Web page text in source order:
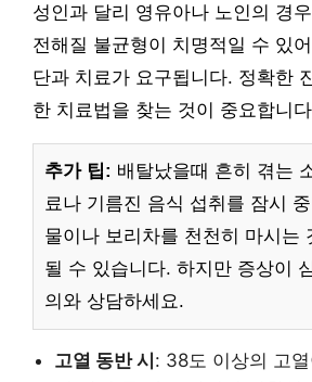
성인과 달리 영유아나 노인의 경
전해질 불균형이 치명적일 수 있
단과 치료가 요구됩니다. 정확한
한 치료법을 찾는 것이 중요합니
추가 팁: 배탈났을때 흔히 겪는
료나 기름진 음식 섭취를 잠시
물이나 보리차를 천천히 마시는
될 수 있습니다. 하지만 증상이
의와 상담하세요.
고열 동반 시: 38도 이상의 고